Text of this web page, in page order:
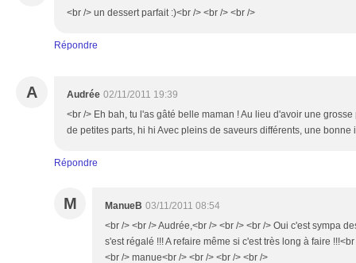
<br /> un dessert parfait :)<br /> <br /> <br />
Répondre
A Audrée 02/11/2011 19:39
<br /> Eh bah, tu l'as gâté belle maman ! Au lieu d'avoir une
de petites parts, hi hi Avec pleins de saveurs différents, une bonne
Répondre
M ManueB 03/11/2011 08:54
<br /> <br /> Audrée,<br /> <br /> <br /> Oui c'est sympa
s'est régalé !!! A refaire même si c'est très long à faire
<br /> manue<br /> <br /> <br /> <br />